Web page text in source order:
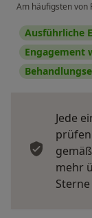
Am häufigsten von
Ausführliche
Engagement
Jede
mehr